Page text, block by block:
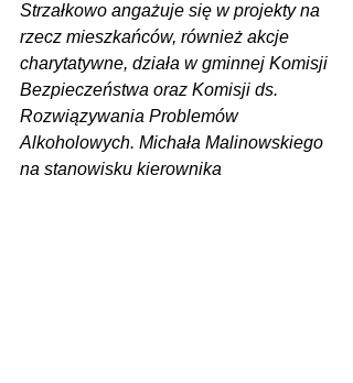
Strzałkowo angażuje się w projekty na
rzecz mieszkańców, również akcje
charytatywne, działa w gminnej Komisji
Bezpieczeństwa oraz Komisji ds.
Rozwiązywania Problemów
Alkoholowych. Michała Malinowskiego
na stanowisku kierownika